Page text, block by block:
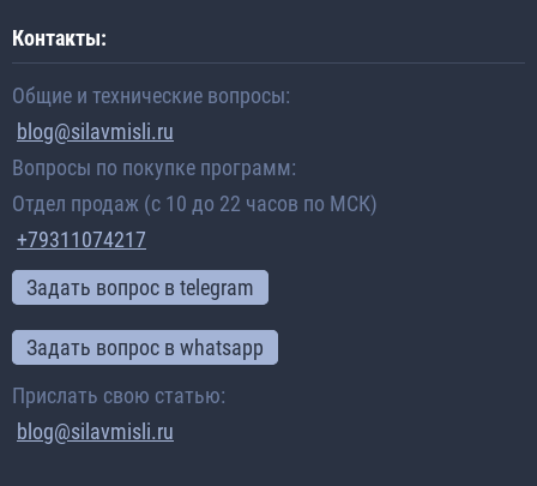
Контакты:
Общие и технические вопросы:
blog@silavmisli.ru
Вопросы по покупке программ:
Отдел продаж (с 10 до 22 часов по МСК)
+79311074217
Задать вопрос в telegram
Задать вопрос в whatsapp
Прислать свою статью:
blog@silavmisli.ru